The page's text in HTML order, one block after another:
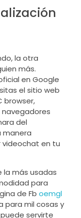
la otra
más.
en Google
el sitio web
browser,
navegadores
del
manera
en tu
la más usadas
para
de Fb oemgl
para mil cosas y
servirte